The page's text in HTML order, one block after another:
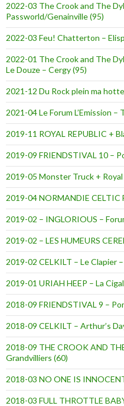
2022-03 The Crook and The
Passworld/Genainville (95)
2022-03 Feu! Chatterton –
2022-01 The Crook and The
Le Douze – Cergy (95)
2021-12 Du Rock plein ma
2021-04 Le Forum L’Emission –
2019-11 ROYAL REPUBLIC +
2019-09 FRIENDSTIVAL 10 –
2019-05 Monster Truck +
2019-04 NORMANDIE CELTIC
2019-02 – INGLORIOUS –
2019-02 – LES HUMEURS
2019-02 CELKILT – Le Clapier
2019-01 URIAH HEEP – La
2018-09 FRIENDSTIVAL 9 –
2018-09 CELKILT – Arthur’s
2018-09 THE CROOK AND
Grandvilliers (60)
2018-03 NO ONE IS
2018-03 FULL THROTTLE